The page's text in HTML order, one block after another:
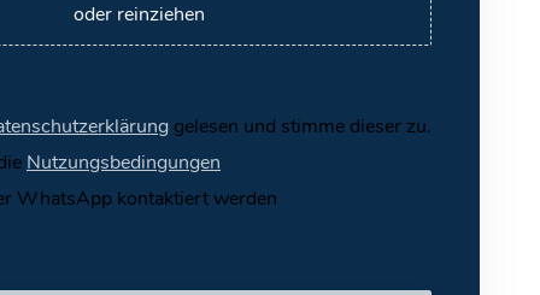
oder reinziehen
gelesen und stimme dieser zu.
Nutzungsbedingungen
WhatsApp kontaktiert werden